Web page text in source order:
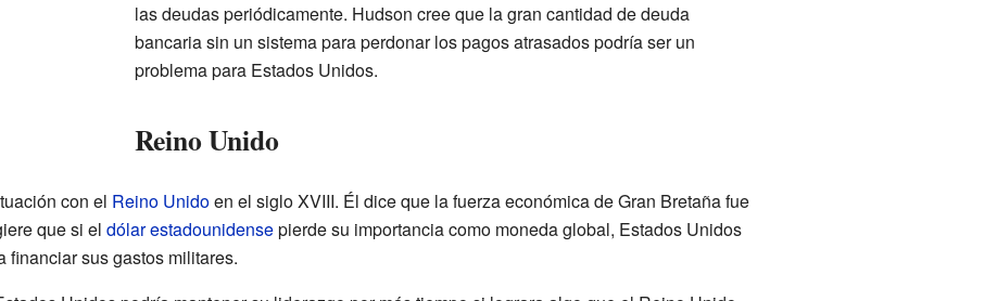
las deudas periódicamente. Hudson cree que la gran cantidad de deuda
bancaria sin un sistema para perdonar los pagos atrasados podría ser un
problema para Estados Unidos.
Reino Unido
con el Reino Unidoen el siglo XVIII. Él dice que la fuerza económica de Gran Bretaña fue
que si el dólar estadounidensepierde su importancia como moneda global, Estados Unidos
financiar sus gastos militares.